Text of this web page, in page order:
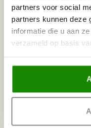
partners voor social
partners kunnen deze
informatie die u aan
verzameld op basis
Gerelateerde
Recent bekeken